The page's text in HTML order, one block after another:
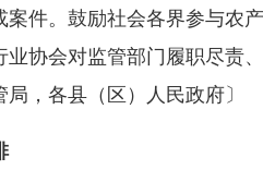
案件。鼓励社会各界参与农
业协会对监管部门履职尽责
，各县（区）人民政府〕